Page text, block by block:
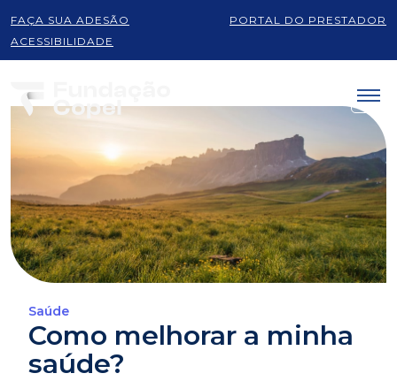
FAÇA SUA ADESÃO
PORTAL DO PRESTADOR
ACESSIBILIDADE
Saúde
Como melhorar a minha
saúde?